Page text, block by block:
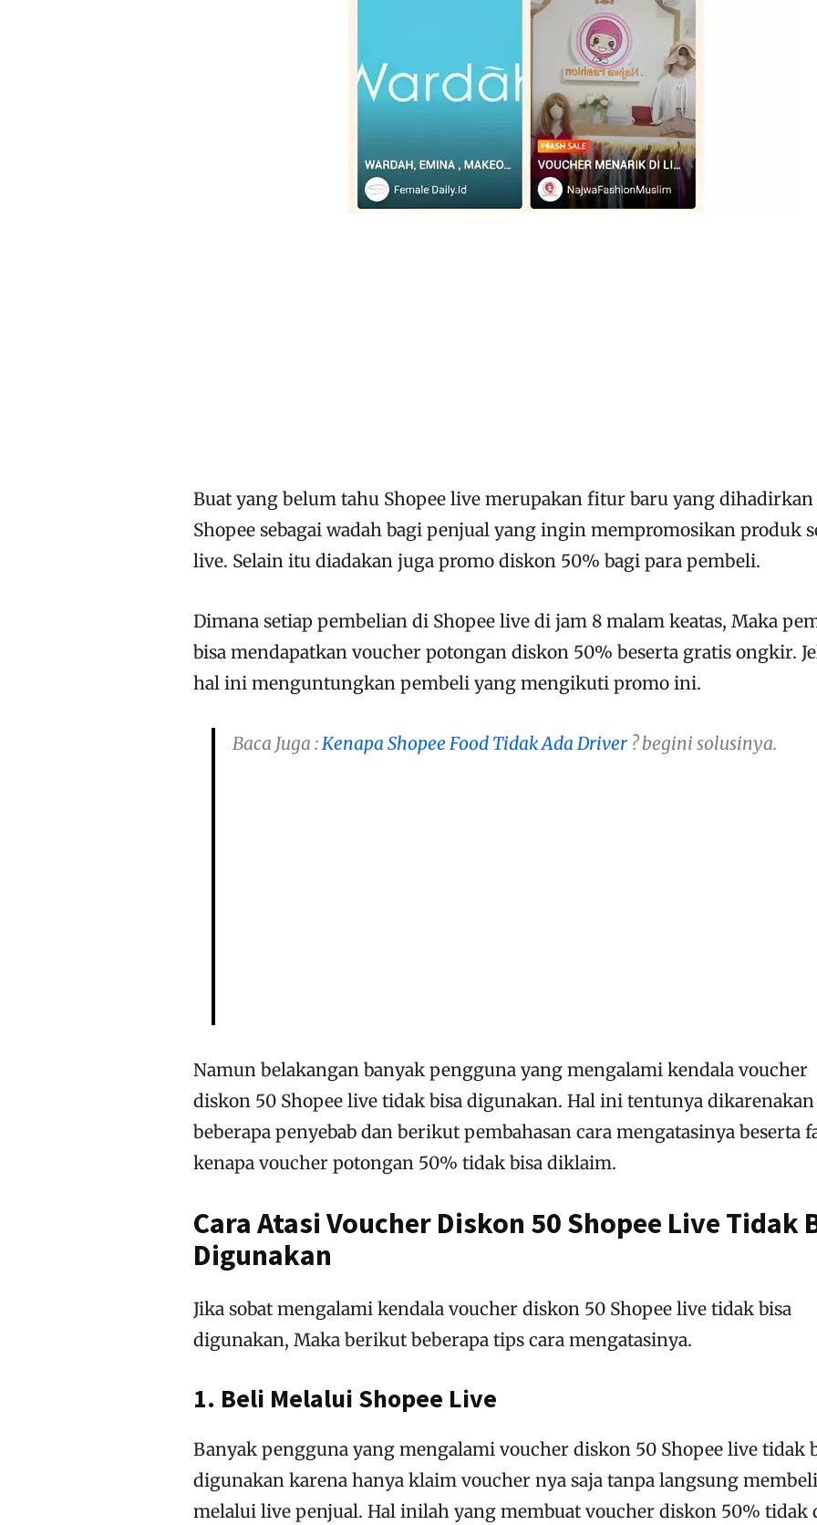
Buat yang belum tahu Shopee live merupakan fitur baru yang dihadirkan
Shopee sebagai wadah bagi penjual yang ingin mempromosikan produk
live. Selain itu diadakan juga promo diskon 50% bagi para pembeli.
Dimana setiap pembelian di Shopee live di jam 8 malam keatas, Maka
bisa mendapatkan voucher potongan diskon 50% beserta gratis ongkir.
hal ini menguntungkan pembeli yang mengikuti promo ini.
Baca Juga :Kenapa Shopee Food Tidak Ada Driver ? begini solusinya.
Namun belakangan banyak pengguna yang mengalami kendala voucher
diskon 50 Shopee live tidak bisa digunakan. Hal ini tentunya dikarenakan
beberapa penyebab dan berikut pembahasan cara mengatasinya beserta
kenapa voucher potongan 50% tidak bisa diklaim.
Cara Atasi Voucher Diskon 50 Shopee Live Tidak
Digunakan
Jika sobat mengalami kendala voucher diskon 50 Shopee live tidak bisa
digunakan, Maka berikut beberapa tips cara mengatasinya.
1. Beli Melalui Shopee Live
Banyak pengguna yang mengalami voucher diskon 50 Shopee live tidak
digunakan karena hanya klaim voucher nya saja tanpa langsung membeli
melalui live penjual. Hal inilah yang membuat voucher diskon 50% tidak